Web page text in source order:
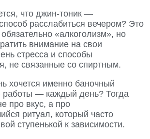
что джин-тоник —
расслабиться вечером? Это
«алкоголизм», но
внимание на свои
стресса и способы
не связанные со спиртным.
хочется именно баночный
работы — каждый день? Тогда
про вкус, а про
ритуал, который часто
ступенькой к зависимости.